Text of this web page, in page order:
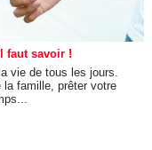
faut savoir !
vie de tous les jours.
la famille, prêter votre